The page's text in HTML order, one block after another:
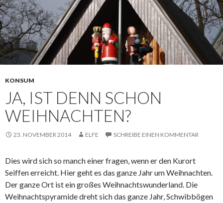
KONSUM
JA, IST DENN SCHON
WEIHNACHTEN?
23. NOVEMBER 2014 ELFE SCHREIBE EINEN KOMMENTAR
Dies wird sich so manch einer fragen, wenn er den Kurort
Seiffen erreicht. Hier geht es das ganze Jahr um Weihnachten.
Der ganze Ort ist ein großes Weihnachtswunderland. Die
Weihnachtspyramide dreht sich das ganze Jahr, Schwibbögen